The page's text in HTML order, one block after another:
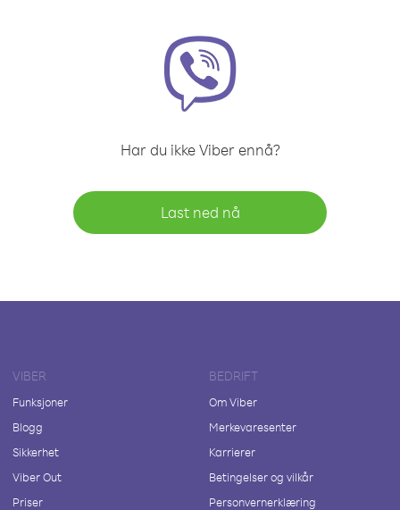
Har du ikke Viber ennå?
Last ned nå
VIBER
Funksjoner
Blogg
Sikkerhet
Viber Out
Priser
BEDRIFT
Om Viber
Merkevaresenter
Karrierer
Betingelser og vilkår
Personvernerklæring